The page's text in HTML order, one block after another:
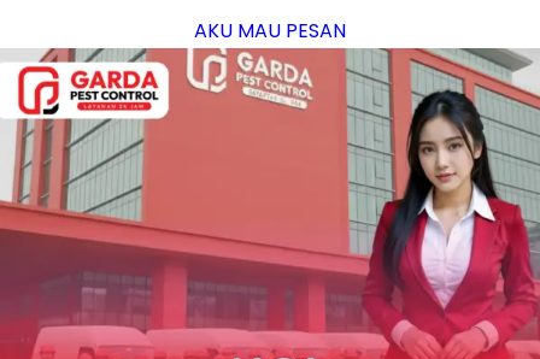
AKU MAU PESAN